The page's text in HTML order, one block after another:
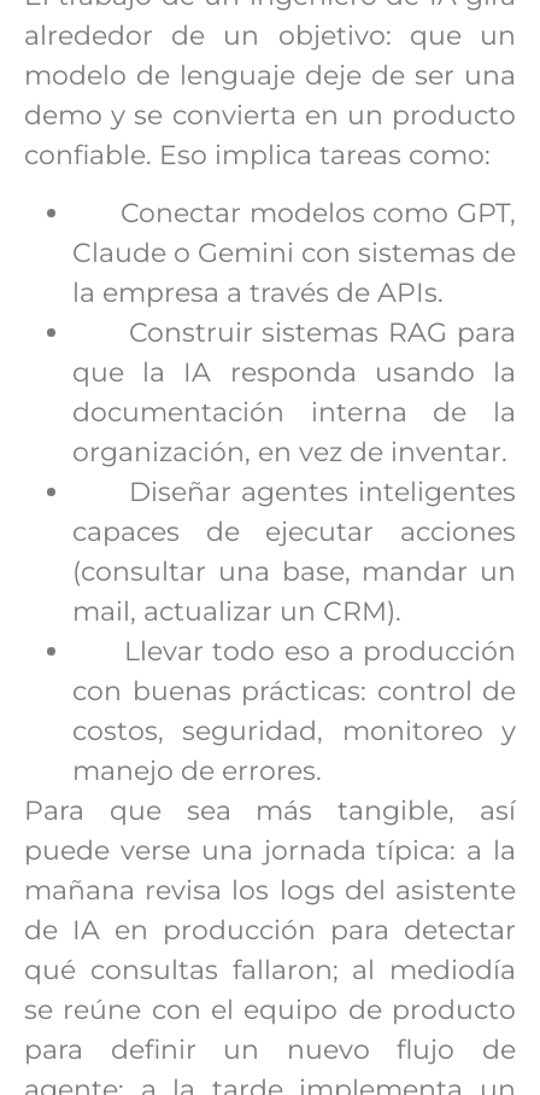
alrededor de un objetivo: que un
modelo de lenguaje deje de ser una
demo y se convierta en un producto
confiable. Eso implica tareas como:
Conectar modelos como GPT,
Claude o Gemini con sistemas de
la empresa a través de APIs.
Construir sistemas RAG para
que la IA responda usando la
documentación interna de la
organización, en vez de inventar.
Diseñar agentes inteligentes
capaces de ejecutar acciones
(consultar una base, mandar un
mail, actualizar un CRM).
Llevar todo eso a producción
con buenas prácticas: control de
costos, seguridad, monitoreo y
manejo de errores.
Para que sea más tangible, así
puede verse una jornada típica: a la
mañana revisa los logs del asistente
de IA en producción para detectar
qué consultas fallaron; al mediodía
se reúne con el equipo de producto
para definir un nuevo flujo de